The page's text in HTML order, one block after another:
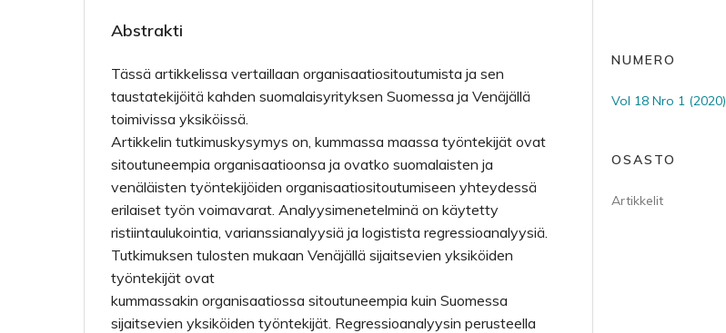
Abstrakti
Tässä artikkelissa vertaillaan organisaatiositoutumista ja sen
taustatekijöitä kahden suomalaisyrityksen Suomessa ja Venäjällä
toimivissa yksiköissä.
Artikkelin tutkimuskysymys on, kummassa maassa työntekijät ovat
sitoutuneempia organisaatioonsa ja ovatko suomalaisten ja
venäläisten työntekijöiden organisaatiositoutumiseen yhteydessä
erilaiset työn voimavarat. Analyysimenetelminä on käytetty
ristiintaulukointia, varianssianalyysiä ja logistista regressioanalyysiä.
Tutkimuksen tulosten mukaan Venäjällä sijaitsevien yksiköiden
työntekijät ovat
kummassakin organisaatiossa sitoutuneempia kuin Suomessa
sijaitsevien yksiköiden työntekijät. Regressioanalyysin perusteella
NUMERO
Vol 18 Nro 1 (2020)
OSASTO
Artikkelit